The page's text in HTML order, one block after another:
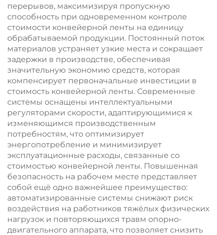
перерывов, максимизируя пропускную
способность при одновременном контроле
стоимости конвейерной ленты на единицу
обрабатываемой продукции. Постоянный поток
материалов устраняет узкие места и сокращает
задержки в производстве, обеспечивая
значительную экономию средств, которая
компенсирует первоначальные инвестиции в
стоимость конвейерной ленты. Современные
системы оснащены интеллектуальными
регуляторами скорости, адаптирующимися к
изменяющимся производственным
потребностям, что оптимизирует
энергопотребление и минимизирует
эксплуатационные расходы, связанные со
стоимостью конвейерной ленты. Повышенная
безопасность на рабочем месте представляет
собой ещё одно важнейшее преимущество:
автоматизированные системы снижают риск
воздействия на работников тяжёлых физических
нагрузок и повторяющихся травм опорно-
двигательного аппарата, что позволяет снизить